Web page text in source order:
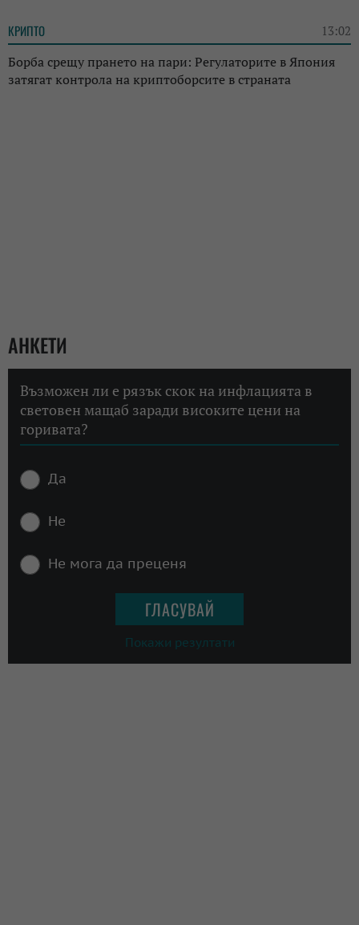
КРИПТО 13:02
Борба срещу прането на пари: Регулаторите в Япония
затягат контрола на криптоборсите в страната
АНКЕТИ
Възможен ли е рязък скок на инфлацията в
световен мащаб заради високите цени на
горивата?
Да
Не
Не мога да преценя
Покажи резултати